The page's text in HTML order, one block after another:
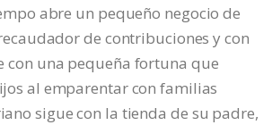
abre un pequeño negocio de
de contribuciones y con
con una pequeña fortuna que
al emparentar con familias
sigue con la tienda de su padre,